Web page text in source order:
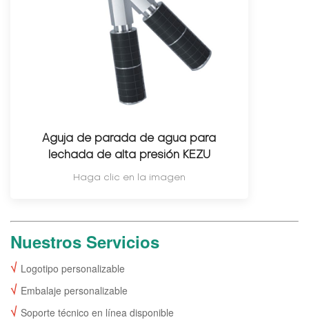
Aguja de parada de agua para
lechada de alta presión KEZU
Haga clic en la imagen
Nuestros Servicios
√ Logotipo personalizable
√ Embalaje personalizable
√ Soporte técnico en línea disponible